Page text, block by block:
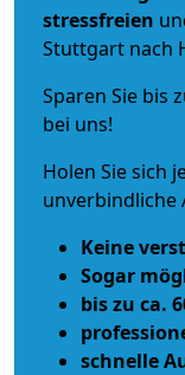
stressfreien
Stuttgart nach
Sparen Sie bis
bei uns!
Holen Sie sich
unverbindliche
Keine
Sogar
bis zu ca.
schnelle